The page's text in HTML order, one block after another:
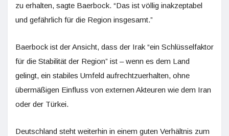
zu erhalten, sagte Baerbock. “Das ist völlig inakzeptabel
und gefährlich für die Region insgesamt.”
Baerbock ist der Ansicht, dass der Irak “ein Schlüsselfaktor
für die Stabilität der Region” ist – wenn es dem Land
gelingt, ein stabiles Umfeld aufrechtzuerhalten, ohne
übermäßigen Einfluss von externen Akteuren wie dem Iran
oder der Türkei.
Deutschland steht weiterhin in einem guten Verhältnis zum